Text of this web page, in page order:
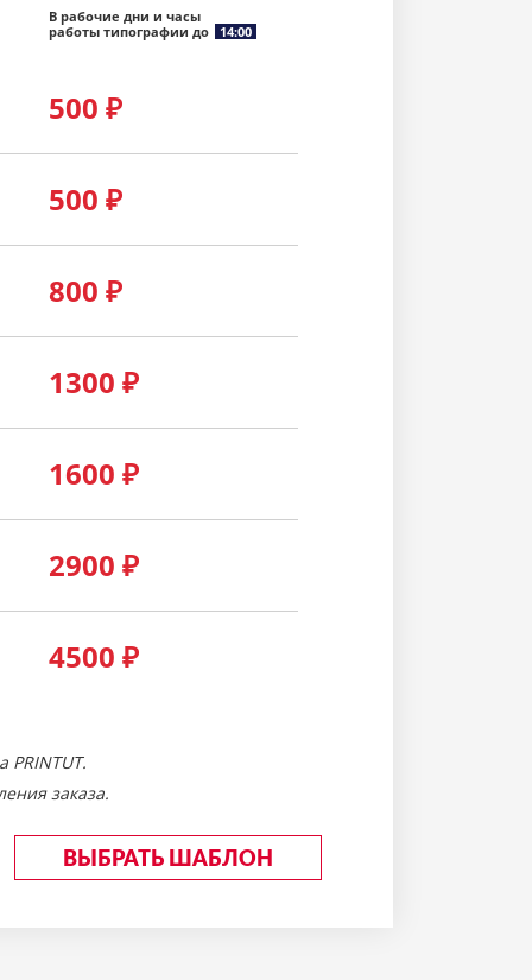
В рабочие дни и часы
работы типографии до
14:00
500 ₽
500 ₽
800 ₽
1300 ₽
1600 ₽
2900 ₽
4500 ₽
PRINTUT.
заказа.
ВЫБРАТЬ ШАБЛОН